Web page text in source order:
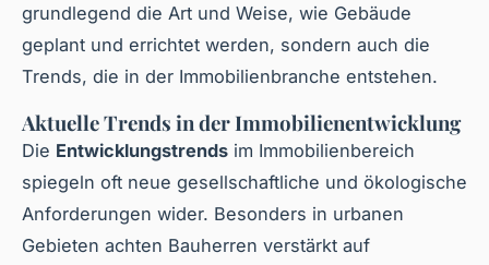
grundlegend die Art und Weise, wie Gebäude
geplant und errichtet werden, sondern auch die
Trends, die in der Immobilienbranche entstehen.
Aktuelle Trends in der Immobilienentwicklung
Die Entwicklungstrends im Immobilienbereich
spiegeln oft neue gesellschaftliche und ökologische
Anforderungen wider. Besonders in urbanen
Gebieten achten Bauherren verstärkt auf